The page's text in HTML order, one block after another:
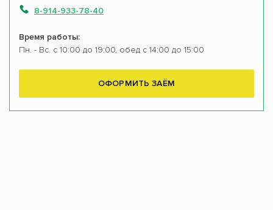
8-914-933-78-40
Время работы:
Пн. - Вс. с 10:00 до 19:00, обед с 14:00 до 15:00
ОФОРМИТЬ ЗАЁМ